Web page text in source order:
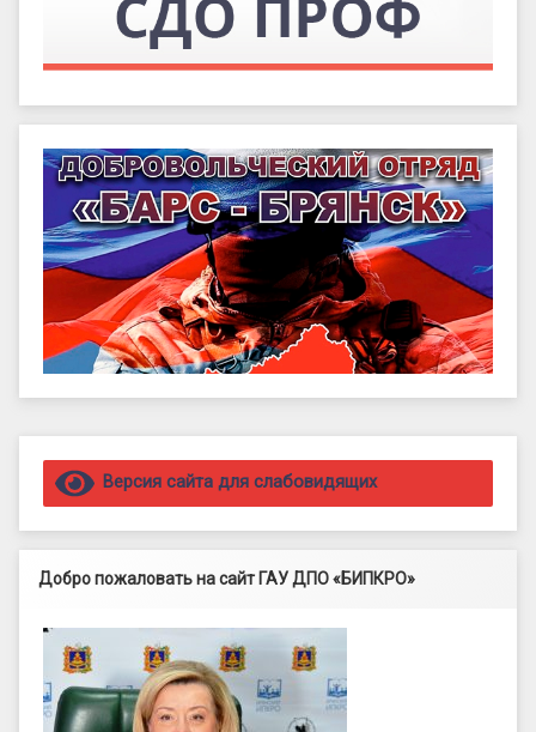
Правый сайдбар
Версия сайта для слабовидящих
Добро пожаловать на сайт ГАУ ДПО «БИПКРО»